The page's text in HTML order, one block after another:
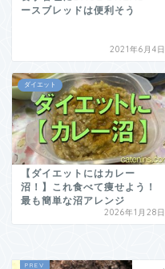
ースブレッドは便利そう
2021年6月4日
ダイエット
【ダイエットにはカレー
沼！】これ食べて痩せよう！
最も簡単な沼アレンジ
2026年1月28日